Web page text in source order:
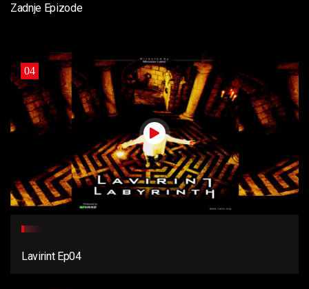
Zadnje Epizode
04
Lavirint Ep04